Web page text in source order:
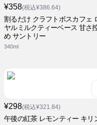
¥358(税込¥386.64)
割るだけ クラフトボスカフェ
ヤルミルクティーベース 甘さ
め サントリー
340ml
¥298(税込¥321.84)
午後の紅茶 レモンティー キリ